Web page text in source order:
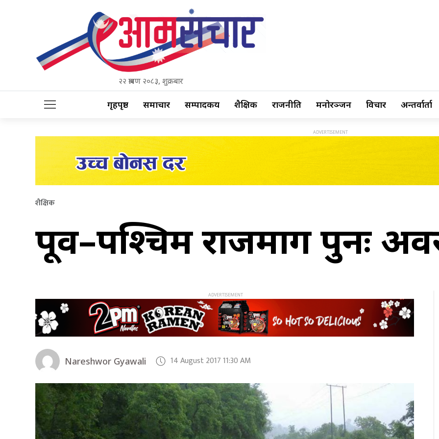
२२ श्रावण २०८३, शुक्रबार
गृहपृष्ठ समाचार सम्पादकीय शैक्षिक राजनीति मनोरञ्जन विचार अन्तर्वार्ता
शैक्षिक
पूर्व–पश्चिम राजमार्ग पुनः
Nareshwor Gyawali 14 August 2017 11:30 AM